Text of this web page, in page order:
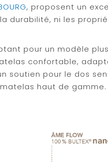
, proposent un
durabilité, ni les
pour un modèle
confortable,
soutien pour le dos
haut de gamme.